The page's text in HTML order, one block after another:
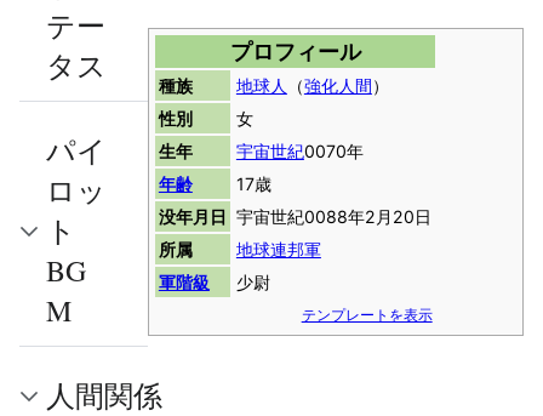
プロフィール
種族 地球人 （強化人間）
性別
女
生年
宇宙世紀0070年
年齢
17歳
没年月日 宇宙世紀0088年2月20日
所属
地球連邦軍
軍階級
少尉
テンプレートを表示
テー
タス
パイ
ロッ
ト
BG
M
人間関係